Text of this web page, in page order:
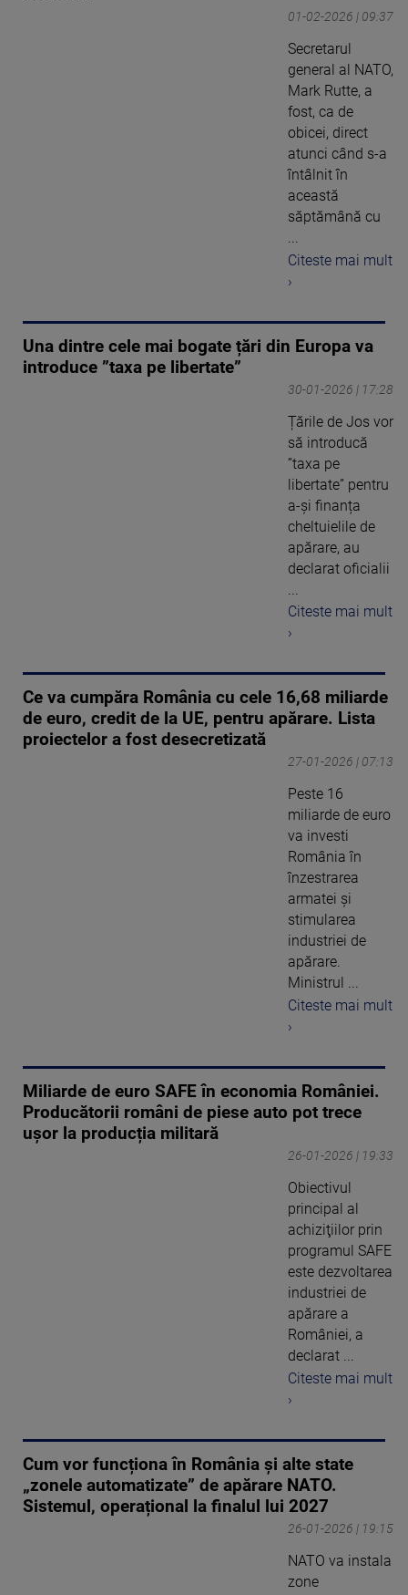
01-02-2026 | 09:37
Secretarul
general al NATO,
Mark Rutte, a
fost, ca de
obicei, direct
atunci când s-a
întâlnit în
această
săptămână cu
...
Citeste mai mult
›
Una dintre cele mai bogate țări din Europa va
introduce ”taxa pe libertate”
30-01-2026 | 17:28
Țările de Jos vor
să introducă
”taxa pe
libertate” pentru
a-și finanța
cheltuielile de
apărare, au
declarat oficialii
...
Citeste mai mult
›
Ce va cumpăra România cu cele 16,68 miliarde
de euro, credit de la UE, pentru apărare. Lista
proiectelor a fost desecretizată
27-01-2026 | 07:13
Peste 16
miliarde de euro
va investi
România în
înzestrarea
armatei și
stimularea
industriei de
apărare.
Ministrul ...
Citeste mai mult
›
Miliarde de euro SAFE în economia României.
Producătorii români de piese auto pot trece
ușor la producția militară
26-01-2026 | 19:33
Obiectivul
principal al
achiziţiilor prin
programul SAFE
este dezvoltarea
industriei de
apărare a
României, a
declarat ...
Citeste mai mult
›
Cum vor funcționa în România și alte state
„zonele automatizate” de apărare NATO.
Sistemul, operațional la finalul lui 2027
26-01-2026 | 19:15
NATO va instala
zone